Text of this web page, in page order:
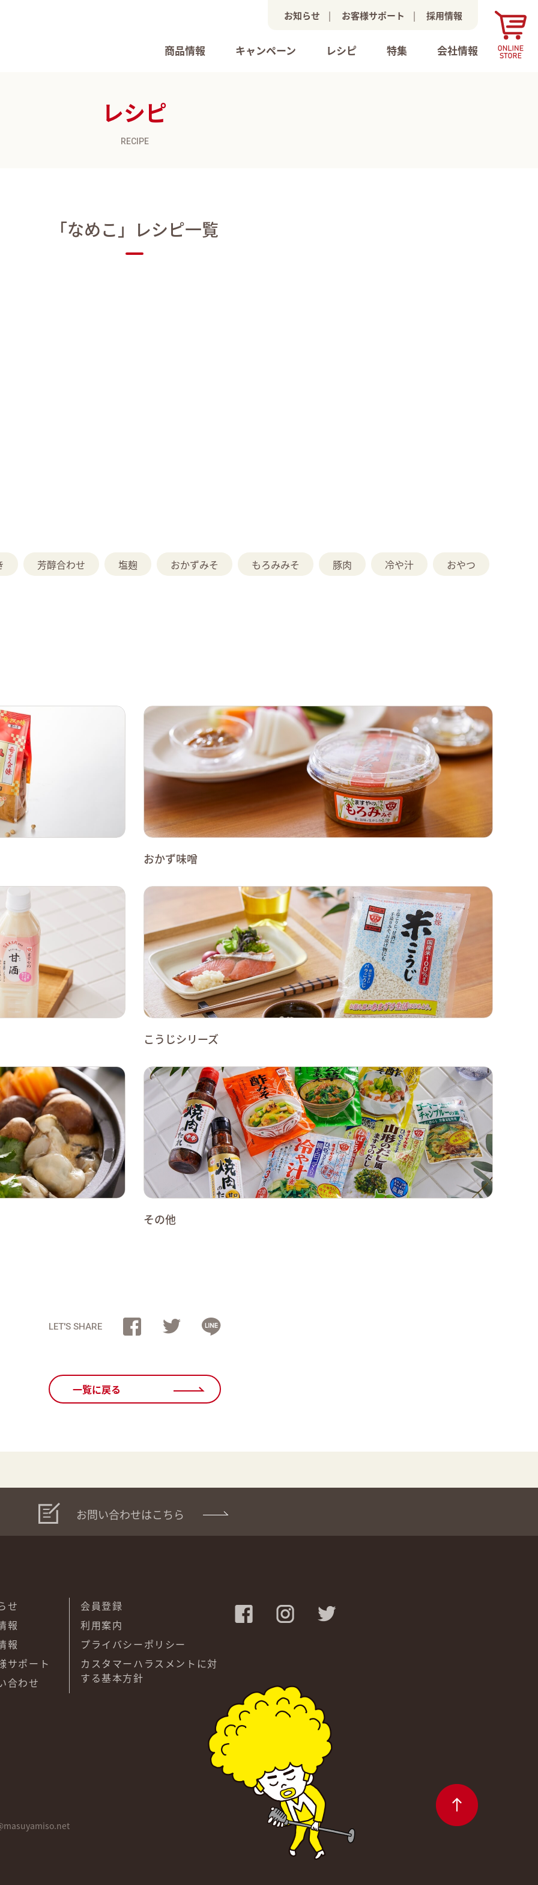
商品情報 キャンペーン レシピ 特集 会社情報
お知らせ | お客様サポート | 採用情報
レシピ
RECIPE
「なめこ」 レシピ一覧
芳醇合わせ 塩麹 おかずみそ もろみみそ 豚肉 冷や汁 おやつ
おかず味噌
こうじシリーズ
その他
LET'S SHARE
一覧に戻る
お問い合わせはこちら
せ
報
報
サポート
合わせ
会員登録
利用案内
プライバシーポリシー
カスタマーハラスメントに対
する基本方針